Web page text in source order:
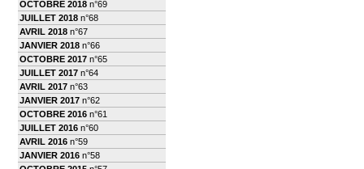
OCTOBRE 2018 n°69
JUILLET 2018 n°68
AVRIL 2018 n°67
JANVIER 2018 n°66
OCTOBRE 2017 n°65
JUILLET 2017 n°64
AVRIL 2017 n°63
JANVIER 2017 n°62
OCTOBRE 2016 n°61
JUILLET 2016 n°60
AVRIL 2016 n°59
JANVIER 2016 n°58